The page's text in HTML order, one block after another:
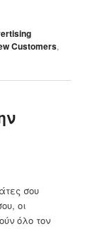
Customers,
σου
οι
όλο τον